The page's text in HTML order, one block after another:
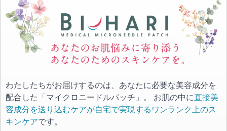
わたしたちがお届けするのは、あなたに必要な美容成分を
配合した「マイクロニードルパッチ」。 お肌の中に直接美
容成分を送り込むケアが自宅で実現するワンランク上のス
キンケアです。